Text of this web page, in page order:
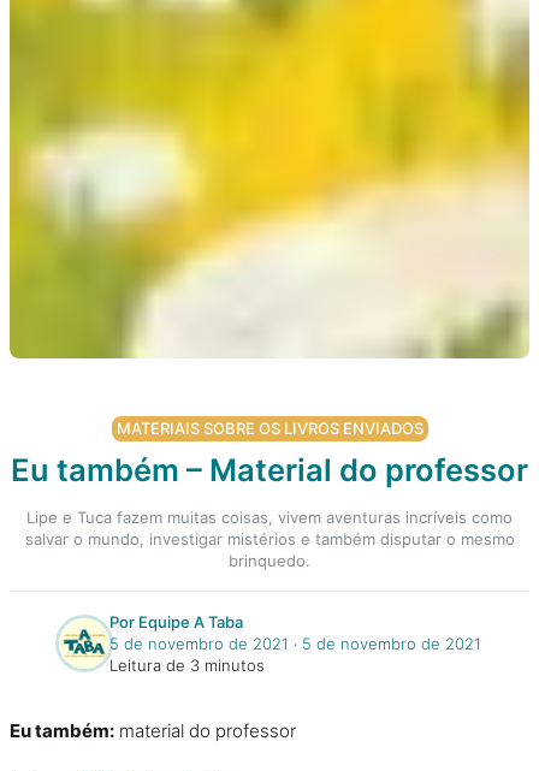
MATERIAIS SOBRE OS LIVROS ENVIADOS
Eu também – Material do professor
Lipe e Tuca fazem muitas coisas, vivem aventuras incríveis como
salvar o mundo, investigar mistérios e também disputar o mesmo
brinquedo.
Por Equipe A Taba
5 de novembro de 2021 ‧ 5 de novembro de 2021
Leitura de 3 minutos
Eu também: material do professor